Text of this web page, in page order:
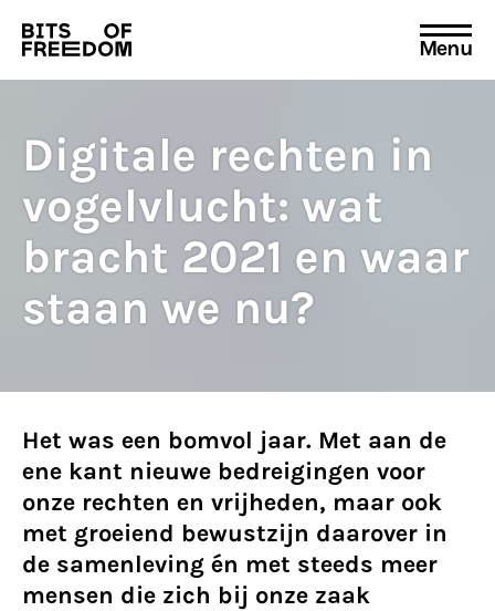
Search
for:
Menu
Digitale rechten in
vogelvlucht: wat
bracht 2021 en waar
staan we nu?
Het was een bomvol jaar. Met aan de
ene kant nieuwe bedreigingen voor
onze rechten en vrijheden, maar ook
met groeiend bewustzijn daarover in
de samenleving én met steeds meer
mensen die zich bij onze zaak